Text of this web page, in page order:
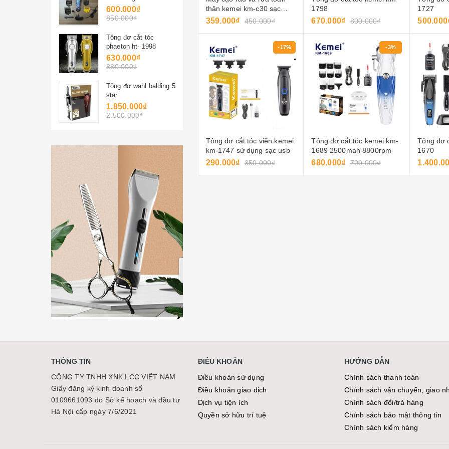
thân kemei km-c30 sạc
usb, đầu dao kép, sạc
359.000₫ 450.000₫
1798
670.000₫ 800.000₫
1727
-17%
Tông đơ cắt tóc viền kemei
km-1747 sử dụng sạc usb
290.000₫ 350.000₫
-3%
Tông đơ cắt tóc kemei km-
1689 2500mah 8800rpm
680.000₫ 700.000₫
Tông đơ
1670
biển
600.000₫
850.000₫
Tông đơ cắt tóc
phaeton ht- 1998
630.000₫
880.000₫
Tông đơ wahl balding 5
star
1.850.000₫
2.500.000₫
600.000₫
480.000₫
800.000₫
Tông đơ cắt viền d-8 7
màu
800.000₫
1.200.000₫
THÔNG TIN
CÔNG TY TNHH XNK LCC VIỆT NAM
Giấy đăng ký kinh doanh số
0109661093 do Sở kế hoạch và đầu tư
Hà Nội cấp ngày 7/6/2021
ĐIỀU KHOẢN
Điều khoản sử dụng
Điều khoản giao dịch
Dịch vụ tiện ích
Quyền sở hữu trí tuệ
HƯỚNG DẪN
Chính sách thanh toán
Chính sách vận chuyển, giao
Chính sách đổi/trả hàng
Chính sách bảo mật thông tin
Chính sách kiểm hàng